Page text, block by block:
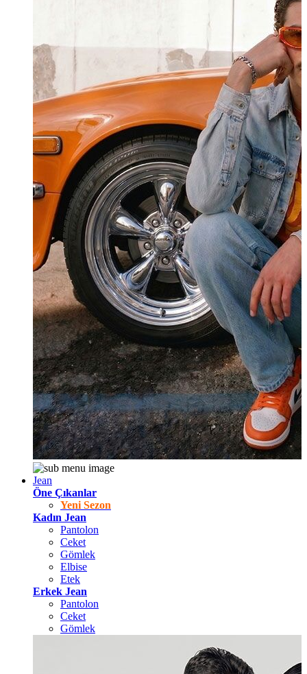
Jean
Öne Çıkanlar
Yeni Sezon
Kadın Jean
Pantolon
Ceket
Gömlek
Elbise
Etek
Erkek Jean
Pantolon
Ceket
Gömlek